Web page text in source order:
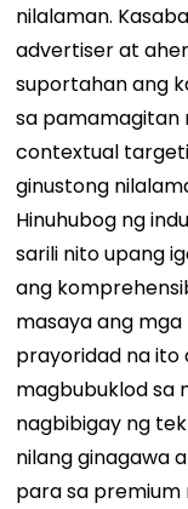
nilalaman.
advertiser at
suportahan ang
sa pamamagitan
contextual
ginustong
Hinuhubog ng
sarili nito upang
ang
masaya ang
prayoridad na ito
magbubuklod sa
nagbibigay ng
nilang ginagawa
para sa premium